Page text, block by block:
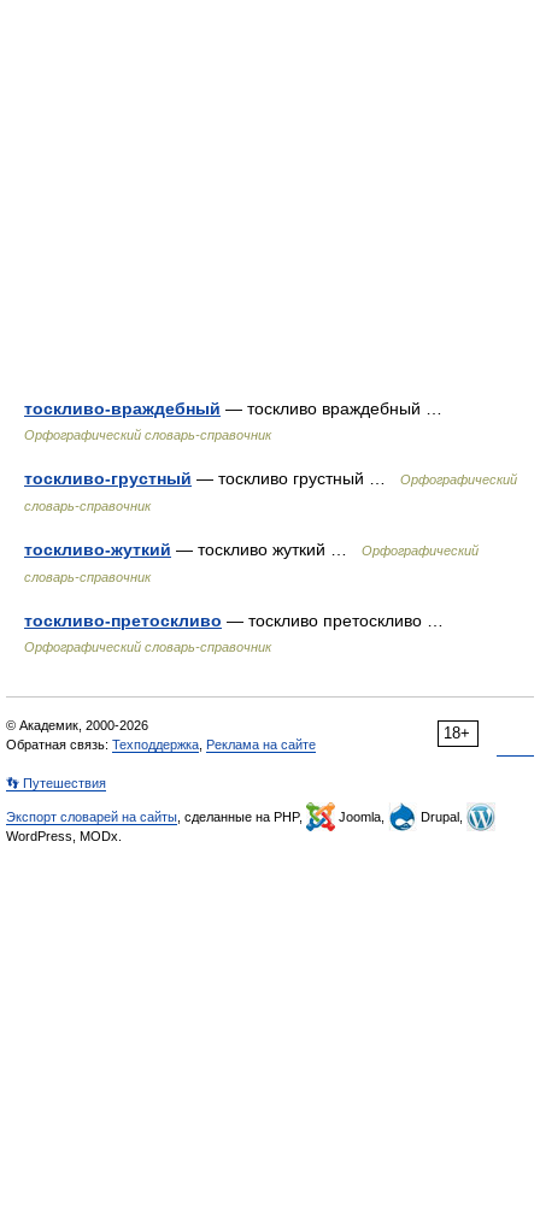
тоскливо-враждебный — тоскливо враждебный …
Орфографический словарь-справочник
тоскливо-грустный — тоскливо грустный …
Орфографический
словарь-справочник
тоскливо-жуткий — тоскливо жуткий …
Орфографический
словарь-справочник
тоскливо-претоскливо — тоскливо претоскливо …
Орфографический словарь-справочник
18+
© Академик, 2000-2026
Обратная связь: Техподдержка Реклама на сайте
👣 Путешествия
Экспорт словарей на сайты , сделанные на PHP, Joomla,
Drupal,
WordPress, MODx.